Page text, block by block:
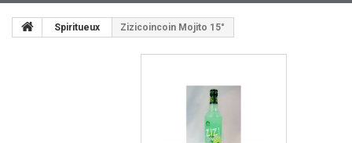
Spiritueux Zizicoincoin Mojito 15°